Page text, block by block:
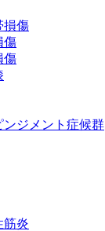
損傷
傷
傷
ンジメント症候群
筋炎